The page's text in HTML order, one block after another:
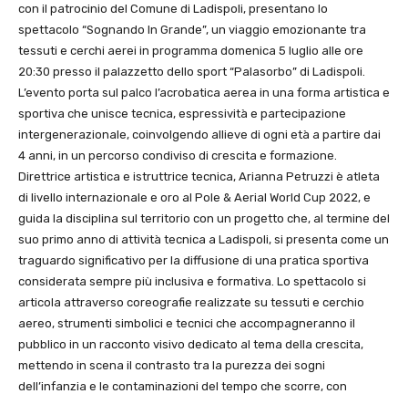
con il patrocinio del Comune di Ladispoli, presentano lo
spettacolo “Sognando In Grande”, un viaggio emozionante tra
tessuti e cerchi aerei in programma domenica 5 luglio alle ore
20:30 presso il palazzetto dello sport “Palasorbo” di Ladispoli.
L’evento porta sul palco l’acrobatica aerea in una forma artistica e
sportiva che unisce tecnica, espressività e partecipazione
intergenerazionale, coinvolgendo allieve di ogni età a partire dai
4 anni, in un percorso condiviso di crescita e formazione.
Direttrice artistica e istruttrice tecnica, Arianna Petruzzi è atleta
di livello internazionale e oro al Pole & Aerial World Cup 2022, e
guida la disciplina sul territorio con un progetto che, al termine del
suo primo anno di attività tecnica a Ladispoli, si presenta come un
traguardo significativo per la diffusione di una pratica sportiva
considerata sempre più inclusiva e formativa. Lo spettacolo si
articola attraverso coreografie realizzate su tessuti e cerchio
aereo, strumenti simbolici e tecnici che accompagneranno il
pubblico in un racconto visivo dedicato al tema della crescita,
mettendo in scena il contrasto tra la purezza dei sogni
dell’infanzia e le contaminazioni del tempo che scorre, con